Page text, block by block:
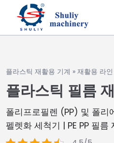
플라스틱 재활용 기계 » 재활용 라인
플라스틱 필름
폴리프로필렌 (PP) 및 폴리
펠렛화 세척기 | PE PP 필름